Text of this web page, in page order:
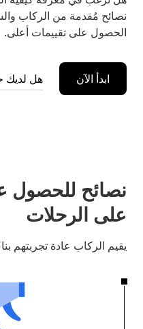
نصائح مُقدمة من الركاب
الحصول على تقييمات أعلى.
ابدأ الآن هل لديك
على الرحلات
يقيم الركاب عادة تجربتهم